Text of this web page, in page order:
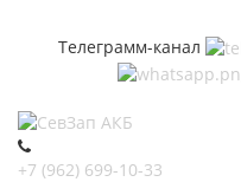
Телеграмм-канал
+7 (962) 699-10-33